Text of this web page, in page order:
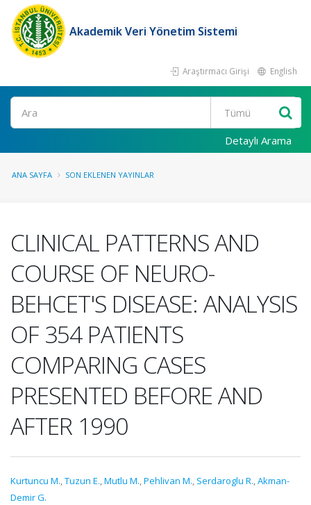
Akademik Veri Yönetim Sistemi
Araştırmacı Girişi English
Ara
Detaylı Arama
ANA SAYFA SON EKLENEN YAYINLAR
CLINICAL PATTERNS AND
COURSE OF NEURO-
BEHCET'S DISEASE: ANALYSIS
OF 354 PATIENTS
COMPARING CASES
PRESENTED BEFORE AND
AFTER 1990
Kurtuncu M.,Tuzun E.,Mutlu M.,Pehlivan M., Serdaroglu R.,Akman-
Demir G.